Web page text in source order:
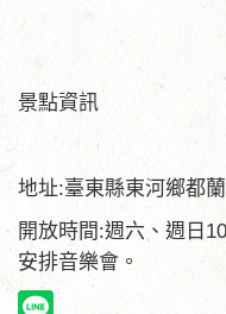
景點資訊
地址:臺東縣東河鄉都
開放時間:週六、週日
安排音樂會。